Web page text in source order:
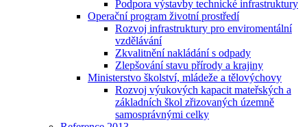
Podpora výstavby technické infrastruktury
Operační program životní prostředí
Rozvoj infrastruktury pro enviromentální
vzdělávání
Zkvalitnění nakládání s odpady
Zlepšování stavu přírody a krajiny
Ministerstvo školství, mládeže a tělovýchovy
Rozvoj výukových kapacit mateřských a
základních škol zřizovaných územně
samosprávnými celky